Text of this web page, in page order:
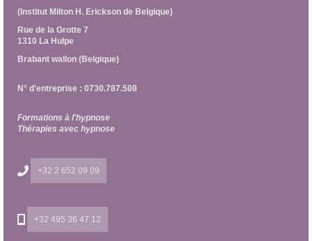
(Institut Milton H. Erickson de Belgique)
Rue de la Grotte 7
1310 La Hulpe
Brabant wallon (Belgique)
N° d'entreprise : 0730.787.508
Formations à l'hypnose
Thérapies avec hypnose
+32 2 652 09 09
+32 495 36 47 12